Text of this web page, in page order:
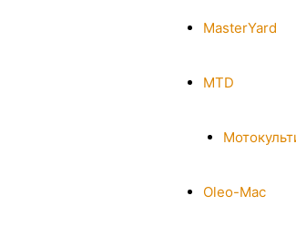
MasterYard
MTD
Oleo-Mac